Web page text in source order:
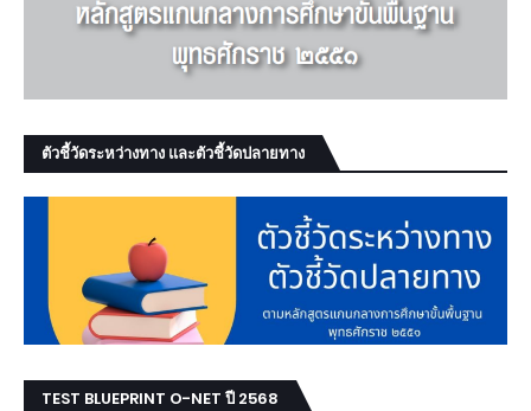
ตัวชี้วัดระหว่างทาง และตัวชี้วัดปลายทาง
TEST BLUEPRINT O-NET ปี 2568